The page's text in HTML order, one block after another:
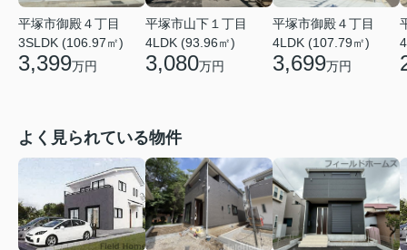
平塚市御殿４丁目
3SLDK (106.97㎡)
3,399万円
平塚市山下１丁目
4LDK (93.96㎡)
3,080万円
平塚市御殿４丁目
4LDK (107.79㎡)
3,699万円
よく見られている物件